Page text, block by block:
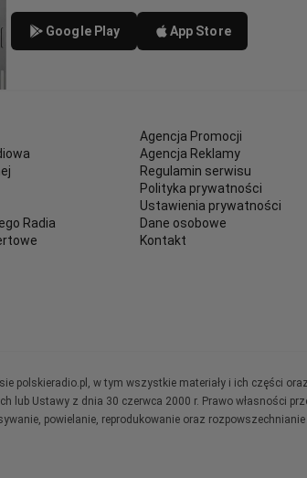
Google Play App Store
Radia
Agencja Promocji
Agencja Reklamy
Regulamin serwisu
Polityka prywatności
Ustawienia prywatności
Dane osobowe
Kontakt
polskieradio.pl, w tym wszystkie materiały i ich części
lub Ustawy z dnia 30 czerwca 2000 r. Prawo własności
powielanie, reprodukowanie oraz